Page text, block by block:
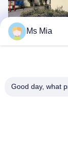
Visita à fábrica
November 04, 2024
Ms Mia
Good day, what